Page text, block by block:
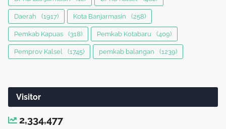
Daerah (1917) Kota Banjarmasin (258)
Pemkab Kapuas (318) Pemkab Kotabaru (409)
Pemprov Kalsel (1745) pemkab balangan (1239)
Visitor
2,334,477